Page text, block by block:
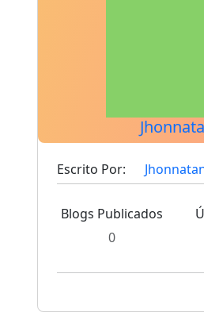
Escrito Por:
Blogs Publicados
0